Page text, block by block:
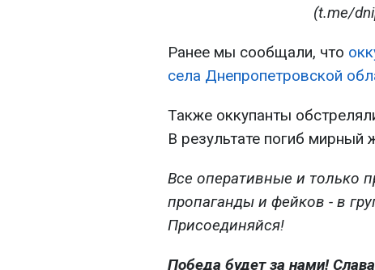
(t.me/
Ранее мы сообщали, что
села Днепропетровской
Также оккупанты
В результате погиб мирный
Все оперативные и только
пропаганды и фейков - в
Присоединяйся!
Победа будет за нами!